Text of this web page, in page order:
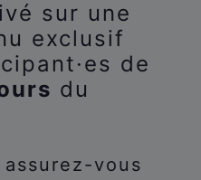
sur une
exclusif
de
du
vous